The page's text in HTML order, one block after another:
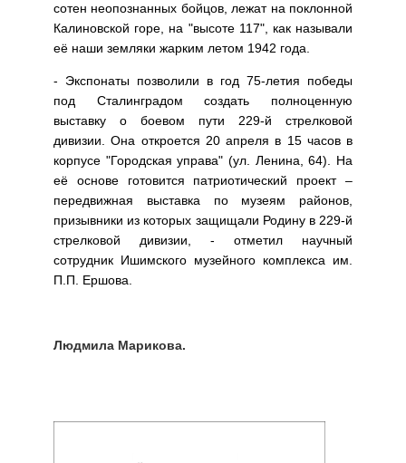
сотен неопознанных бойцов, лежат на поклонной
Калиновской горе, на "высоте 117", как называли
её наши земляки жарким летом 1942 года.
- Экспонаты позволили в год 75-летия победы
под Сталинградом создать полноценную
выставку о боевом пути 229-й стрелковой
дивизии. Она откроется 20 апреля в 15 часов в
корпусе "Городская управа" (ул. Ленина, 64). На
её основе готовится патриотический проект –
передвижная выставка по музеям районов,
призывники из которых защищали Родину в 229-й
стрелковой дивизии, - отметил научный
сотрудник Ишимского музейного комплекса им.
П.П. Ершова.
Людмила Марикова.